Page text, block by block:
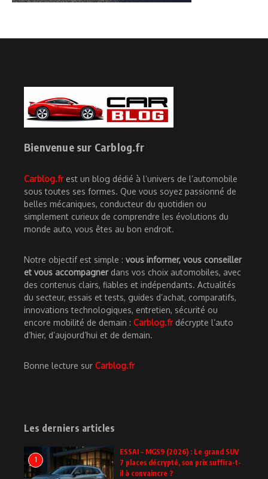
Bienvenue sur Carblog.fr
Carblog.frest un blog dédié à l’univers de l’automobile
sous toutes ses formes. Que vous soyez passionné de
belles mécaniques, conducteur du quotidien ou
simplement curieux de comprendre les évolutions du
monde auto, vous êtes au bon endroit.
Notre objectif est simple : vous informer, vous conseiller
et vous accompagnerdans vos choix automobiles, avec
des contenus clairs, fiables et indépendants. Actualités
du secteur, essais et tests, guides d’achat, comparatifs,
innovations technologiques, entretien, sécurité ou
encore mobilité de demain : Carblog.frdécrypte l’auto
d’hier, d’aujourd’hui et de demain.
Bonne lecture sur Carblog.fr
Les derniers articles
1
ESSAI – MGS9 (2026) : Le grand SUV
7 places décrypté, son prix suffira-t-
il à convaincre ?